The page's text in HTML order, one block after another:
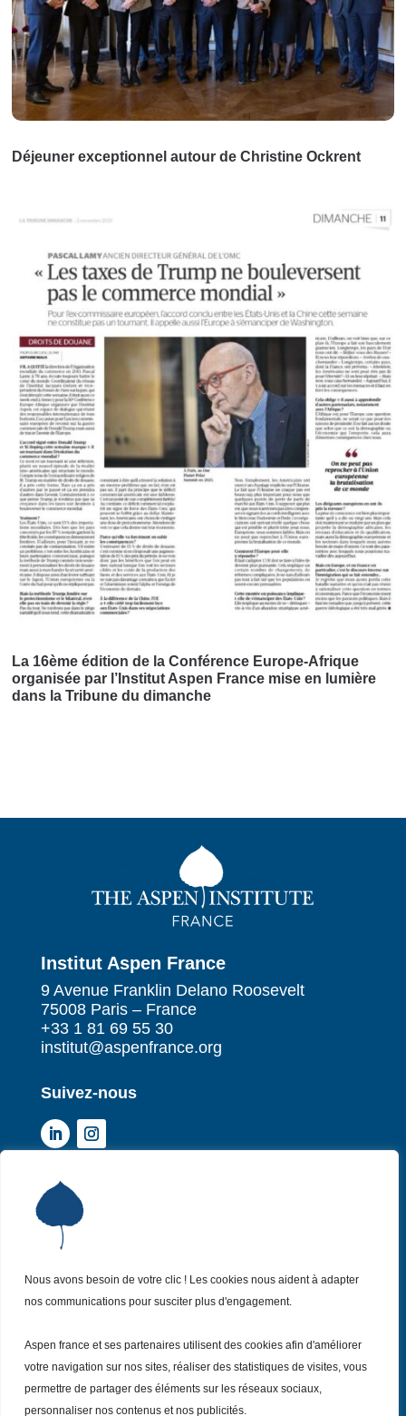
Nous avons besoin de votre clic ! Les cookies nous aident à adapter
nos communications pour susciter plus d'engagement.
Aspen france et ses partenaires utilisent des cookies afin d'améliorer
votre navigation sur nos sites, réaliser des statistiques de visites, vous
permettre de partager des éléments sur les réseaux sociaux,
personnaliser nos contenus et nos publicités.
Déjeuner exceptionnel autour de Christine Ockrent
La 16ème édition de la Conférence Europe-Afrique
organisée par l’Institut Aspen France mise en lumière
dans la Tribune du dimanche
Institut Aspen France
9 Avenue Franklin Delano Roosevelt
75008 Paris – France
+33 1 81 69 55 30
institut@aspenfrance.org
Suivez-nous
P Institut Aspen France
P Qui sommes-nous ?
Nos missions
P Nos actualités
P Nos évènements
Inscrivez vousà notre Newsletter